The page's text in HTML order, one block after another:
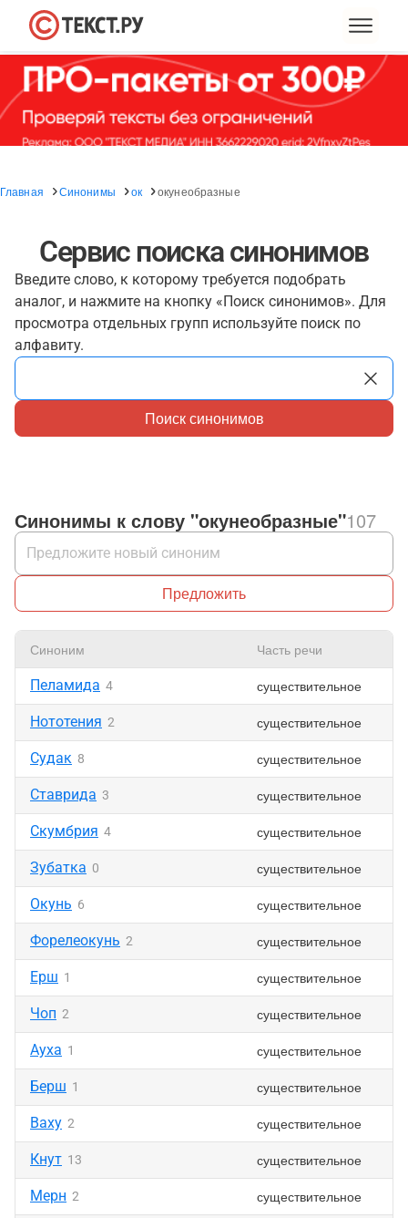
Главная Синонимы ок окунеобразные
Сервис поиска синонимов
Введите слово, к которому требуется подобрать
аналог, и нажмите на кнопку «Поиск синонимов». Для
просмотра отдельных групп используйте поиск по
алфавиту.
Поиск синонимов
Синонимы к слову "окунеобразные"107
Предложить
Синоним Часть речи
Пеламида 4 существительное
Нототения 2 существительное
Судак 8 существительное
Ставрида 3 существительное
Скумбрия 4 существительное
Зубатка 0 существительное
Окунь 6 существительное
Форелеокунь 2 существительное
Ерш 1 существительное
Чоп 2 существительное
Ауха 1 существительное
Берш 1 существительное
Ваху 2 существительное
Кнут 13 существительное
Мерн 2 существительное